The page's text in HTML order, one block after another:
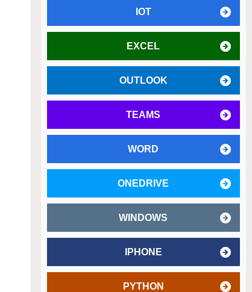
IOT
EXCEL
OUTLOOK
TEAMS
WORD
ONEDRIVE
WINDOWS
IPHONE
PYTHON